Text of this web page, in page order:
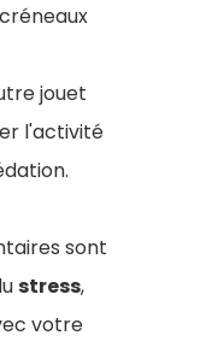
jouet
l'activité
sont
stress,
votre